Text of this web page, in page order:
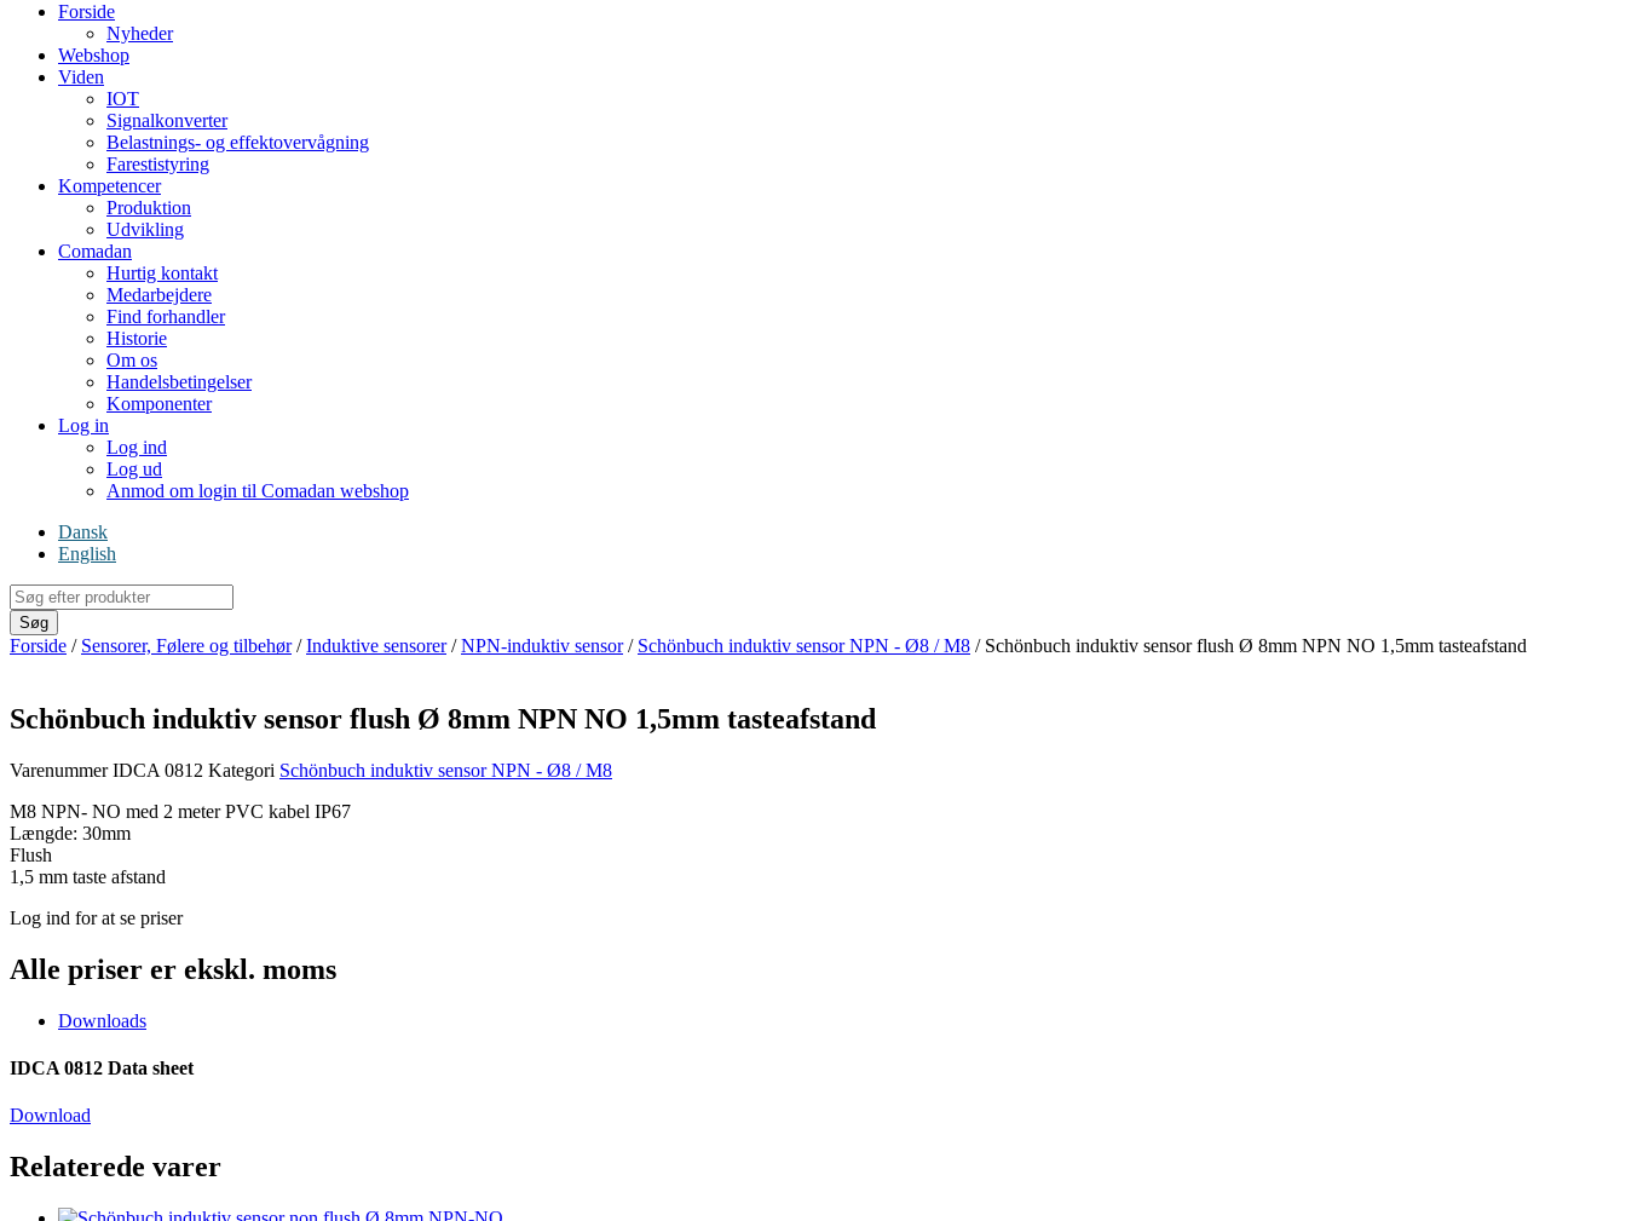
Forside
Nyheder
Webshop
Viden
IOT
Signalkonverter
Belastnings- og effektovervågning
Farestistyring
Kompetencer
Produktion
Udvikling
Comadan
Hurtig kontakt
Medarbejdere
Find forhandler
Historie
Om os
Handelsbetingelser
Komponenter
Log in
Log ind
Log ud
Anmod om login til Comadan webshop
Dansk
English
Products
search
Søg
Forside / Sensorer, Følere og tilbehør/Induktive sensorer/NPN-induktiv sensor/ Schönbuch induktiv sensor NPN - Ø8 / M8 / Schönbuch induktiv sensor flush Ø 8mm NPN NO 1,5mm tasteafstand
Schönbuch induktiv sensor flush Ø 8mm NPN NO 1,5mm tasteafstand
VarenummerIDCA 0812 Kategori Schönbuch induktiv sensor NPN - Ø8 / M8
M8 NPN- NO med 2 meter PVC kabel IP67
Længde: 30mm
Flush
1,5 mm taste afstand
Log ind for at se priser
Alle priser er ekskl. moms
Downloads
IDCA 0812 Data sheet
Download
Relaterede varer